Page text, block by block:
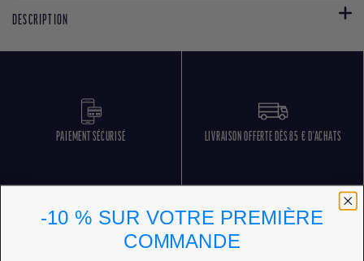
DESCRIPTION
PAIEMENT SÉCURISÉ LIVRAISON OFFERTE DÈS 85 € D'ACHATS
-10 % SUR VOTRE PREMIÈRE
COMMANDE